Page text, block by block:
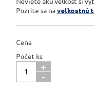
Pozrite sa naveľkostnú
Cena
Počet ks
+
-